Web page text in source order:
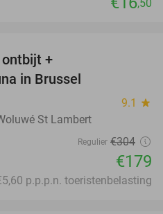
,50
ontbijt +
in Brussel
9.1 star
St Lambert
Regulier €304
€179
p.p.p.n. toeristenbelasting